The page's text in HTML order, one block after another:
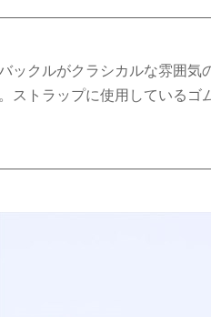
ックルがクラシカルな雰囲気
ストラップに使用しているゴ